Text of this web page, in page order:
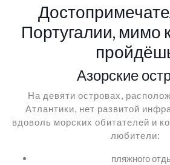
Португалии, мимо
Азорские
На девяти островах,
Атлантики, нет развитой
вдоволь морских обитателей и
любители:
пляжного